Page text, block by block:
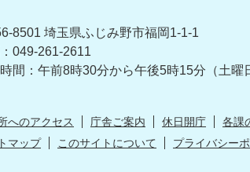
8501 埼玉県ふじみ野市福岡1-1-1
049-261-2611
間：午前8時30分から午後5時15分 （土
へのアクセス 庁舎ご案内 休日開庁
各課
マップ
このサイトについて プライバシー